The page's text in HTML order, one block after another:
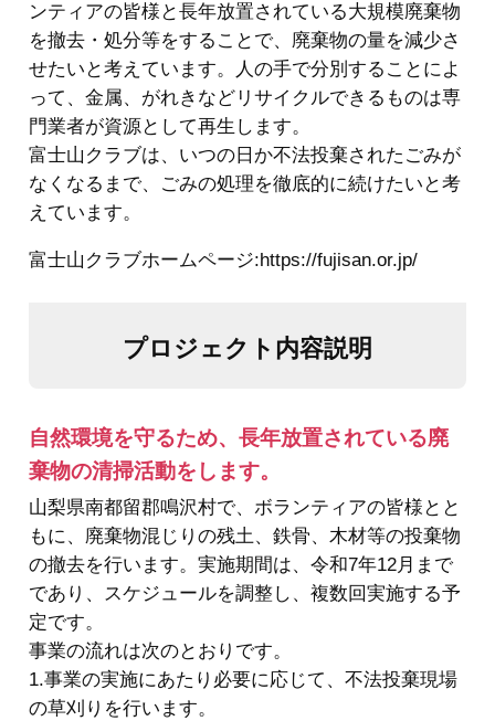
ンティアの皆様と長年放置されている大規模廃棄物
を撤去・処分等をすることで、廃棄物の量を減少さ
せたいと考えています。人の手で分別することによ
って、金属、がれきなどリサイクルできるものは専
門業者が資源として再生します。
富士山クラブは、いつの日か不法投棄されたごみが
なくなるまで、ごみの処理を徹底的に続けたいと考
えています。
富士山クラブホームページ:https://fujisan.or.jp/
プロジェクト内容説明
自然環境を守るため、長年放置されている廃
棄物の清掃活動をします。
山梨県南都留郡鳴沢村で、ボランティアの皆様とと
もに、廃棄物混じりの残土、鉄骨、木材等の投棄物
の撤去を行います。実施期間は、令和7年12月まで
であり、スケジュールを調整し、複数回実施する予
定です。
事業の流れは次のとおりです。
1.事業の実施にあたり必要に応じて、不法投棄現場
の草刈りを行います。